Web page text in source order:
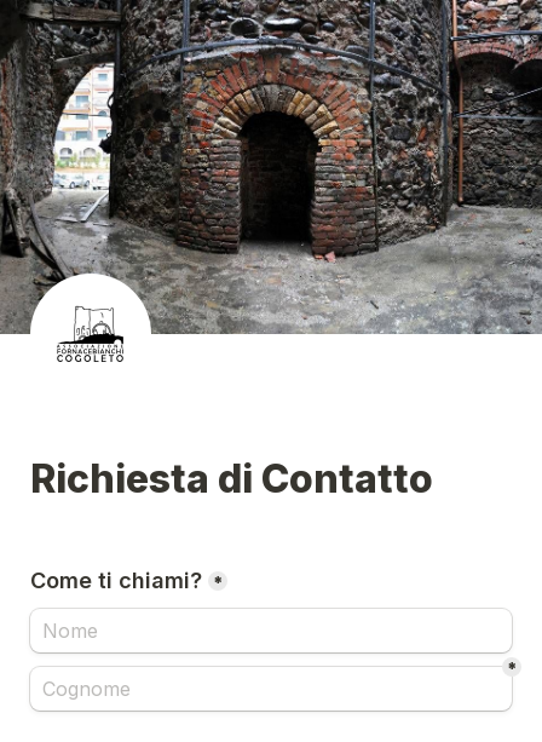
Richiesta di Contatto
Come ti chiami? *
*